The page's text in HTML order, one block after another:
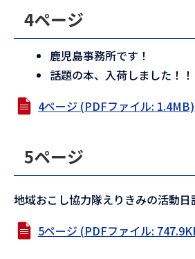
4ページ
鹿児島事務所です！
話題の本、入荷しました！！
4ページ (PDFファイル: 1.4MB)
5ページ
地域おこし協力隊えりきみの活動日
5ページ (PDFファイル: